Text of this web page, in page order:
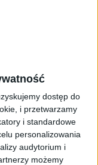
dostęp do
i przetwarzamy
i standardowe
personalizowania
audytorium i
możemy